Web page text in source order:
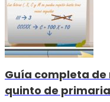
Guía completa
quinto de primaria